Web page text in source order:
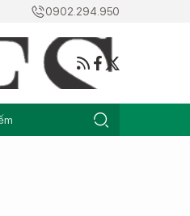
0902.294.950